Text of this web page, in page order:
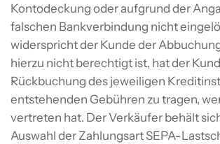
Kontodeckung oder aufgrund der
falschen Bankverbindung nicht
widerspricht der Kunde der
hierzu nicht berechtigt ist, hat der
Rückbuchung des jeweiligen
entstehenden Gebühren zu tragen,
vertreten hat. Der Verkäufer behält
Auswahl der Zahlungsart SEPA-